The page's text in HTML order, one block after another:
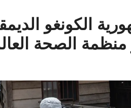
الكونغو
منظمة الصحة